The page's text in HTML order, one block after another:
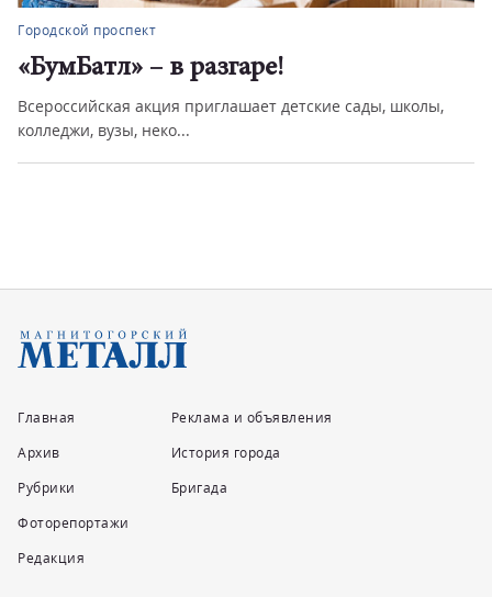
Городской проспект
«БумБатл» – в разгаре!
Всероссийская акция приглашает детские сады, школы,
колледжи, вузы, неко...
Главная
Архив
Рубрики
Фоторепортажи
Редакция
Реклама и объявления
История города
Бригада